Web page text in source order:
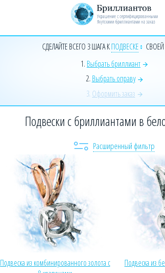
+7 (925) 589-64-91 Заказать звонок
СДЕЛАЙТЕ ВСЕГО 3 ШАГА КПОДВЕСКЕ
1. Выбрать бриллиант
2. Выбрать оправу
3. Оформить заказ
Подвески с бриллиантами в
Расширенный фильтр
Подвеска из комбинированного золота с
Подвеска из